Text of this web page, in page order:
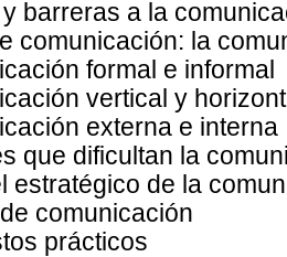
barreras a la
comunicación: la
formal e informal
vertical y
externa e interna
que dificultan la
estratégico de la
comunicación
prácticos